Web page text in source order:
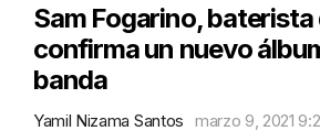
Sam Fogarino,
confirma un nuevo
banda
Yamil Nizama Santos marzo 9, 2021